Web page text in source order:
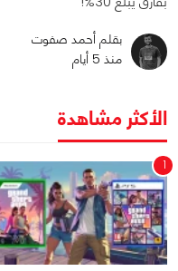
بقلم أحمد صفوت
منذ 5 أيام
الأكثر مشاهدة
1